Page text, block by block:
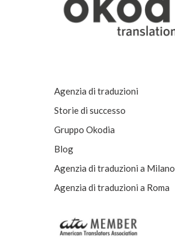
Agenzia di traduzioni
Storie di successo
Gruppo Okodia
Blog
Agenzia di traduzioni a Milano
Agenzia di traduzioni a Roma